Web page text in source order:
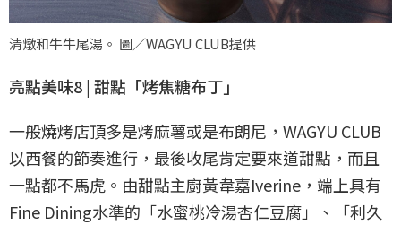
清燉和牛牛尾湯。 圖／WAGYU CLUB提供
亮點美味8 | 甜點「烤焦糖布丁」
一般燒烤店頂多是烤麻薯或是布朗尼，WAGYU CLUB
以西餐的節奏進行，最後收尾肯定要來道甜點，而且
一點都不馬虎。由甜點主廚黃韋嘉Iverine，端上具有
Fine Dining水準的「水蜜桃冷湯杏仁豆腐」、「利久